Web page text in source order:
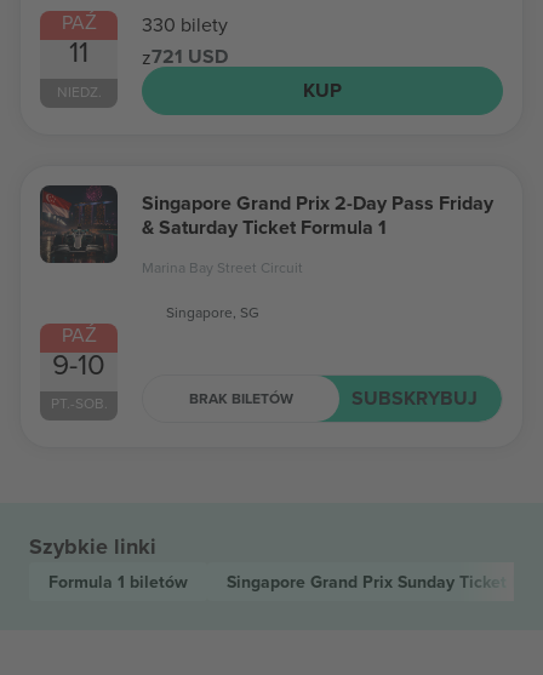
PAŹ
11
NIEDZ.
330 bilety
z721 USD
KUP
PAŹ
9-10
PT.-SOB.
Singapore Grand Prix 2-Day Pass Friday
& Saturday Ticket Formula 1
Marina Bay Street Circuit
Singapore, SG
BRAK BILETÓW SUBSKRYBUJ
Szybkie linki
Formula 1 biletów Singapore Grand Prix Sunday Ticket